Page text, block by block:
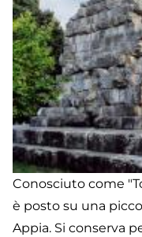
Conosciuto come
è posto su una
Appia. Si conserva